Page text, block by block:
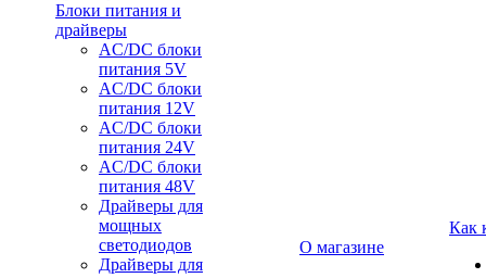
Блоки питания и
драйверы
AC/DC блоки
питания 5V
AC/DC блоки
питания 12V
AC/DC блоки
питания 24V
AC/DC блоки
питания 48V
Драйверы для
мощных
светодиодов
Драйверы для
О магазине
Как